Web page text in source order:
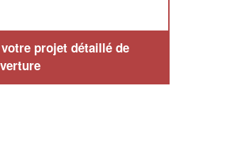
projet détaillé de